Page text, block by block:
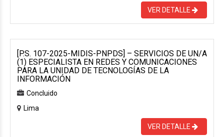
VER DETALLE
[P.S. 107-2025-MIDIS-PNPDS] – SERVICIOS DE UN/A
(1) ESPECIALISTA EN REDES Y COMUNICACIONES
PARA LA UNIDAD DE TECNOLOGÍAS DE LA
INFORMACIÓN
Concluido
Lima
VER DETALLE